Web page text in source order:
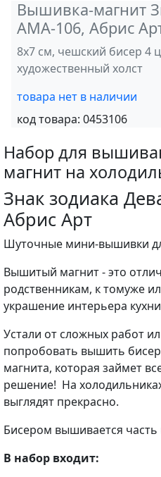
Вышивка-магнит
АМА-106, Абрис
8х7 см, чешский бисер 4
художественный холст
товара нет в наличии
код товара: 0453106
Набор для
магнит на
Знак зодиака
Абрис Арт
Шуточные мини-вышивки
Вышитый магнит - это
родственникам, к томуже
украшение интерьера
Устали от сложных работ
попробовать вышить
магнита, которая займет
решение! На
выглядят прекрасно.
Бисером вышивается
В набор входит: